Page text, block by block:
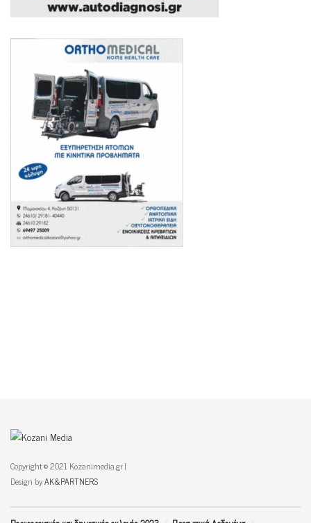
Copyright © 2021 Kozanimedia.gr |
Design byAK&PARTNERS